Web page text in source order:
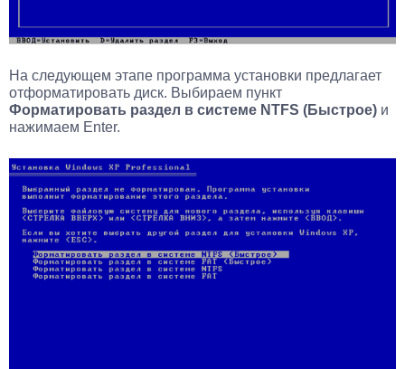
На следующем этапе программа установки предлагает
отформатировать диск. Выбираем пункт
Форматировать раздел в системе NTFS (Быстрое) и
нажимаем Enter.